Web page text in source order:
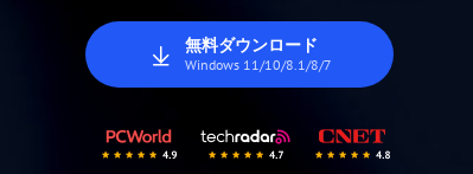
無料ダウンロード
Windows 11/10/8.1/8/7